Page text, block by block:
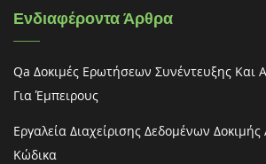
Ενδιαφέροντα Άρθρα
Qa Δοκιμές Ερωτήσεων Συνέντευξης Και
Για Έμπειρους
Εργαλεία Διαχείρισης Δεδομένων Δοκιμής
Κώδικα